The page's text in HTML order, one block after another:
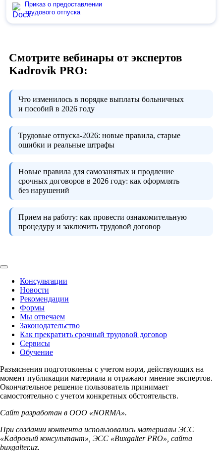
Приказ о предоставлении
трудового отпуска
Смотрите вебинары от экспертов
Kadrovik PRO:
Что изменилось в порядке выплаты больничных
и пособий в 2026 году
Трудовые отпуска-2026: новые правила, старые
ошибки и реальные штрафы
Новые правила для самозанятых и продление
срочных договоров в 2026 году: как оформлять
без нарушений
Прием на работу: как провести ознакомительную
процедуру и заключить трудовой договор
Консультации
Новости
Рекомендации
Формы
Мы отвечаем
Законодательство
Как прекратить срочный трудовой договор
Сервисы
Обучение
Разъяснения подготовлены с учетом норм, действующих на
момент публикации материала и отражают мнение экспертов.
Окончательное решение пользователь принимает
самостоятельно с учетом конкретных обстоятельств.
Сайт разработан в ООО «NORMA».
При создании контента использовались материалы ЭСС
«Кадровый консультант», ЭСС «Buxgalter PRO», сайта
buxgalter.uz.